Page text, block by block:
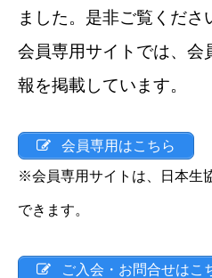
ました。是非ご覧くださ
会員専用サイトでは、会
報を掲載しています。
会員専用はこちら
※会員専用サイトは、日本生
できます。
ご入会・お問合せはこ